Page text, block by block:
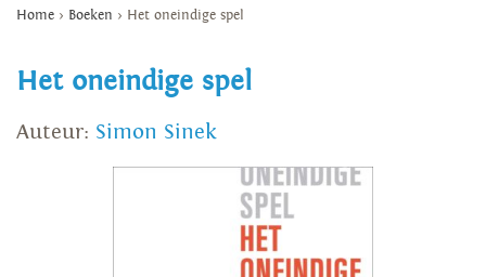
Home > Boeken > Het oneindige spel
Het oneindige spel
Auteur: Simon Sinek